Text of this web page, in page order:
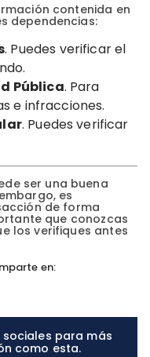
contenida en
dependencias:
. Puedes verificar el
Pública. Para
e infracciones.
. Puedes verificar
ser una buena
es
de forma
que conozcas
los verifiques antes
en:
para más
como esta.